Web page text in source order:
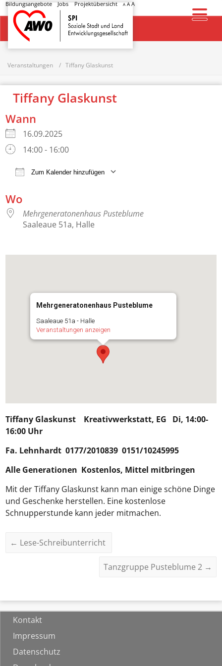
Bildungsangebote Jobs Projektübersicht A AA
Startseite
Veranstaltungen Tiffany Glaskunst
Tiffany Glaskunst
Wann
16.09.2025
14:00 - 16:00
Zum Kalender hinzufügen
Wo
Mehrgeneratonenhaus Pusteblume
Saaleaue 51a, Halle
Mehrgeneratonenhaus Pusteblume
Saaleaue 51a - Halle
Veranstaltungen anzeigen
Tiffany Glaskunst
Kreativwerkstatt, EG Di, 14:00-
16:00 Uhr
Fa. Lehnhardt 0177/2010839 0151/10245995
Alle Generationen Kostenlos, Mittel mitbringen
Mit der Tiffany Glaskunst kann man einige schöne Dinge
und Geschenke herstellen. Eine kostenlose
Schnupperstunde kann jeder mitmachen.
← Lese-Schreibunterricht
Tanzgruppe Pusteblume 2 →
Kontakt
Impressum
Datenschutz